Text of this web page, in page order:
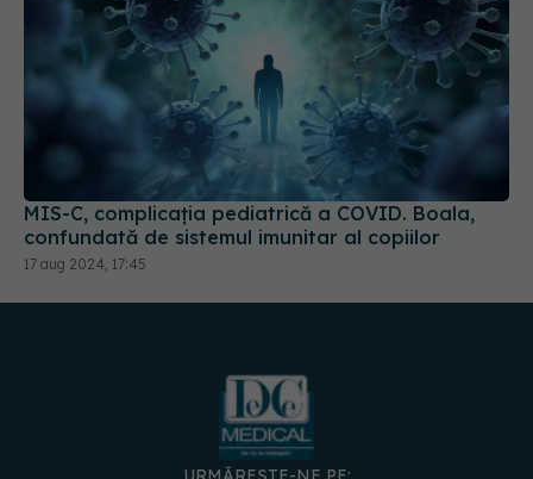
MIS-C, complicația pediatrică a COVID. Boala,
confundată de sistemul imunitar al copiilor
17 aug 2024, 17:45